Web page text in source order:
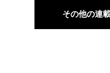
その他の連